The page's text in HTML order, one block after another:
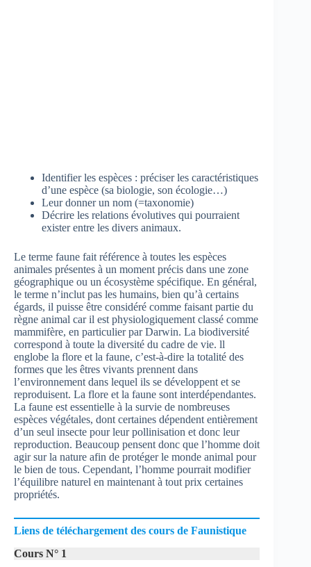
Identifier les espèces : préciser les caractéristiques
d’une espèce (sa biologie, son écologie…)
Leur donner un nom (=taxonomie)
Décrire les relations évolutives qui pourraient
exister entre les divers animaux.
Le terme faune fait référence à toutes les espèces
animales présentes à un moment précis dans une zone
géographique ou un écosystème spécifique. En général,
le terme n’inclut pas les humains, bien qu’à certains
égards, il puisse être considéré comme faisant partie du
règne animal car il est physiologiquement classé comme
mammifère, en particulier par Darwin. La biodiversité
correspond à toute la diversité du cadre de vie. ll
englobe la flore et la faune, c’est-à-dire la totalité des
formes que les êtres vivants prennent dans
l’environnement dans lequel ils se développent et se
reproduisent. La flore et la faune sont interdépendantes.
La faune est essentielle à la survie de nombreuses
espèces végétales, dont certaines dépendent entièrement
d’un seul insecte pour leur pollinisation et donc leur
reproduction. Beaucoup pensent donc que l’homme doit
agir sur la nature afin de protéger le monde animal pour
le bien de tous. Cependant, l’homme pourrait modifier
l’équilibre naturel en maintenant à tout prix certaines
propriétés.
Liens de téléchargement des cours de Faunistique
Cours N° 1